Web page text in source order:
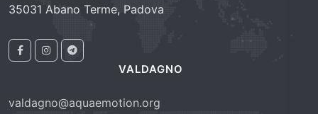
35031 Abano Terme, Padova
VALDAGNO
valdagno@aquaemotion.org